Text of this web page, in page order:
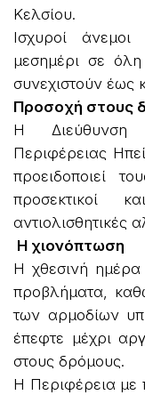
Κελσίου.
Ισχυροί
μεσημέρι σε
συνεχιστούν έως
Προσοχή στους
Η Διεύθυνση
Περιφέρειας
προειδοποιεί
προσεκτικοί
αντιολισθητικές
Η χιονόπτωση
Η χθεσινή ημέρα
προβλήματα,
των αρμοδίων
έπεφτε μέχρι
στους δρόμους.
Η Περιφέρεια με